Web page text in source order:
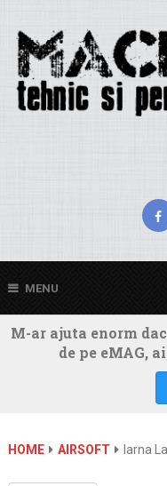
MENU
M-ar ajuta enorm
de pe eMAG,
HOME AIRSOFT Iarna